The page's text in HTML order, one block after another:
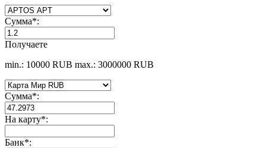
Сумма*:
Получаете
min.: 10000 RUB max.: 3000000 RUB
Сумма*:
На карту*:
Банк*: